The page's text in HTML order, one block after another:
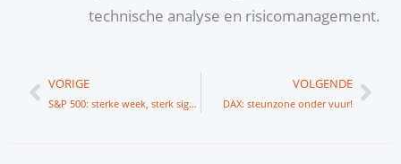
technische analyse en risicomanagement.
Vorige
VORIGE
S&P 500: sterke week, sterk signaal?
VOLGENDE
DAX: steunzone onder vuur!